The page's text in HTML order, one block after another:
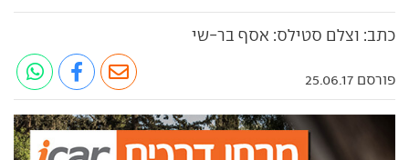
כתב: וצלם סטילס: אסף בר-שי
פורסם 25.06.17